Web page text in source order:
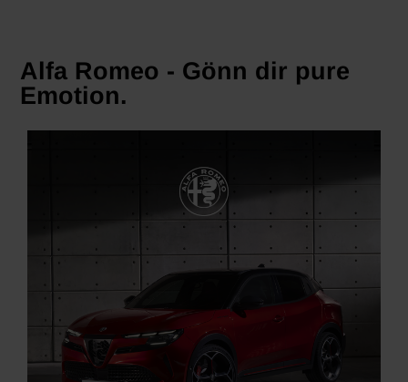
Alfa Romeo - Gönn dir pure
Emotion.